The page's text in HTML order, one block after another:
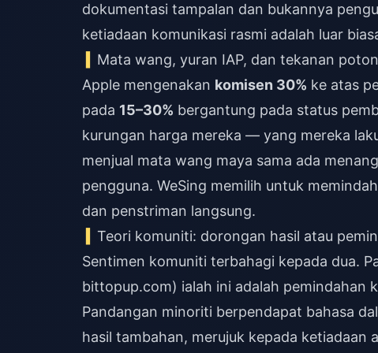
dokumentasi tampalan dan bukannya
ketiadaan komunikasi rasmi adalah luar
Mata wang, yuran IAP, dan tekanan
Apple mengenakan komisen 30% ke atas
pada 15–30% bergantung pada status
kurungan harga mereka — yang mereka
menjual mata wang maya sama ada
pengguna. WeSing memilih untuk
dan penstriman langsung.
Teori komuniti: dorongan hasil atau
Sentimen komuniti terbahagi kepada dua.
bittopup.com) ialah ini adalah pemindahan
Pandangan minoriti berpendapat bahasa
hasil tambahan, merujuk kepada ketiadaan